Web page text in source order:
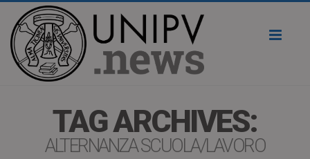
TAG ARCHIVES:
ALTERNANZA SCUOLA/LAVORO